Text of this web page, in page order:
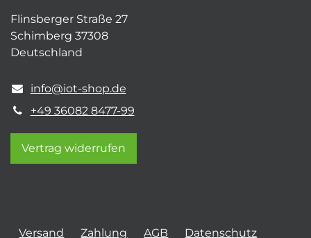
Flinsberger Straße 27
Schimberg 37308
Deutschland
info@iot-shop.de
+49 36082 8477-99
Vertrag widerrufen
Versand Zahlung AGB Datenschutz